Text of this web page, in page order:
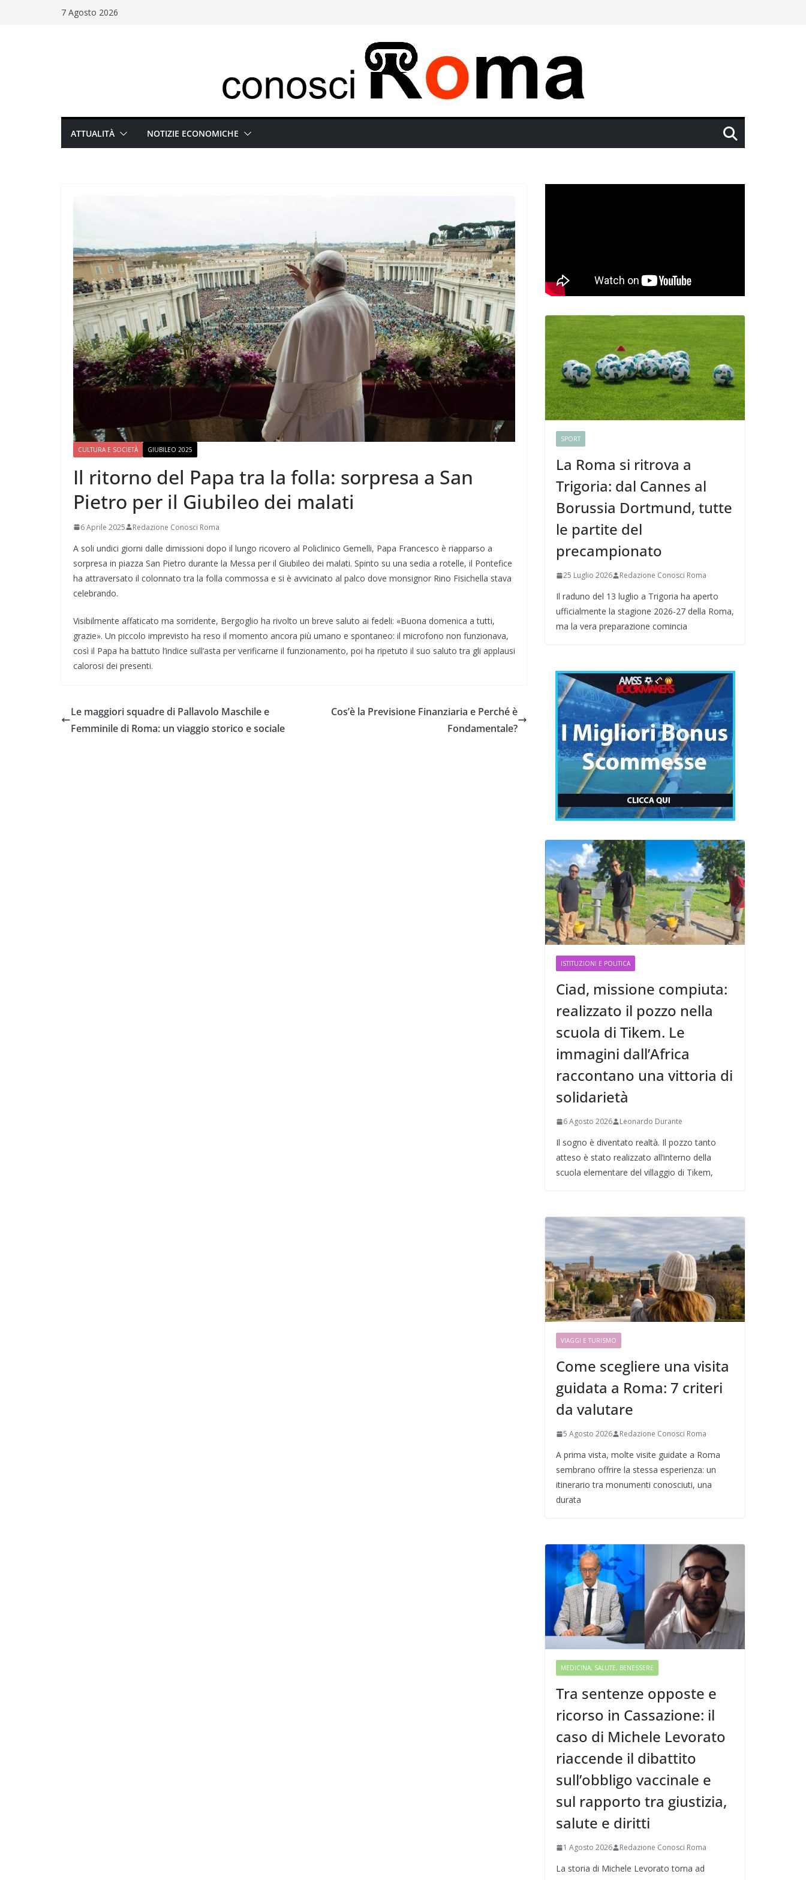
7 Agosto 2026
ATTUALITÀ NOTIZIE ECONOMICHE
CULTURA E SOCIETÀ GIUBILEO 2025
Il ritorno del Papa tra la folla: sorpresa a San
Pietro per il Giubileo dei malati
6 Aprile 2025 Redazione Conosci Roma
A soli undici giorni dalle dimissioni dopo il lungo ricovero al Policlinico Gemelli, Papa Francesco è riapparso a
sorpresa in piazza San Pietro durante la Messa per il Giubileo dei malati. Spinto su una sedia a rotelle, il Pontefice
ha attraversato il colonnato tra la folla commossa e si è avvicinato al palco dove monsignor Rino Fisichella stava
celebrando.
Visibilmente affaticato ma sorridente, Bergoglio ha rivolto un breve saluto ai fedeli: «Buona domenica a tutti,
grazie». Un piccolo imprevisto ha reso il momento ancora più umano e spontaneo: il microfono non funzionava,
così il Papa ha battuto l’indice sull’asta per verificarne il funzionamento, poi ha ripetuto il suo saluto tra gli applausi
calorosi dei presenti.
Le maggiori squadre di Pallavolo Maschile e
Femminile di Roma: un viaggio storico e sociale
Cos’è la Previsione Finanziaria e Perché è
Fondamentale?
SPORT
La Roma si ritrova a
Trigoria: dal Cannes al
Borussia Dortmund, tutte
le partite del
precampionato
25 Luglio 2026 Redazione Conosci Roma
Il raduno del 13 luglio a Trigoria ha aperto
ufficialmente la stagione 2026-27 della Roma,
ma la vera preparazione comincia
ISTITUZIONI E POLITICA
Ciad, missione compiuta:
realizzato il pozzo nella
scuola di Tikem. Le
immagini dall’Africa
raccontano una vittoria di
solidarietà
6 Agosto 2026 Leonardo Durante
Il sogno è diventato realtà. Il pozzo tanto
atteso è stato realizzato all’interno della
scuola elementare del villaggio di Tikem,
VIAGGI E TURISMO
Come scegliere una visita
guidata a Roma: 7 criteri
da valutare
5 Agosto 2026 Redazione Conosci Roma
A prima vista, molte visite guidate a Roma
sembrano offrire la stessa esperienza: un
itinerario tra monumenti conosciuti, una
durata
MEDICINA, SALUTE, BENESSERE
Tra sentenze opposte e
ricorso in Cassazione: il
caso di Michele Levorato
riaccende il dibattito
sull’obbligo vaccinale e
sul rapporto tra giustizia,
salute e diritti
1 Agosto 2026 Redazione Conosci Roma
La storia di Michele Levorato torna ad